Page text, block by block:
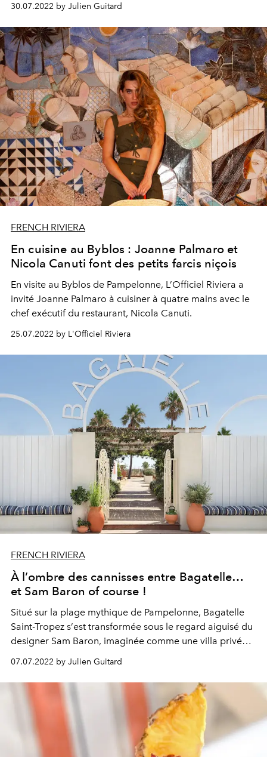
plages azuréennes.
30.07.2022 by Julien Guitard
FRENCH RIVIERA
En cuisine au Byblos : Joanne Palmaro et
Nicola Canuti font des petits farcis niçois
En visite au Byblos de Pampelonne, L’Officiel Riviera a
invité Joanne Palmaro à cuisiner à quatre mains avec le
chef exécutif du restaurant, Nicola Canuti.
25.07.2022 by L'Officiel Riviera
FRENCH RIVIERA
À l’ombre des cannisses entre Bagatelle…
et Sam Baron of course !
Situé sur la plage mythique de Pampelonne, Bagatelle
Saint-Tropez s’est transformée sous le regard aiguisé du
designer Sam Baron, imaginée comme une villa privée
de vacances ?
07.07.2022 by Julien Guitard